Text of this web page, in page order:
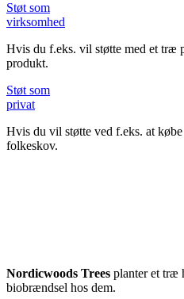
Støt som
virksomhed
Hvis du f.eks. vil støtte med et træ
produkt.
Støt som
privat
Hvis du vil støtte ved f.eks. at
folkeskov.
Nordicwoods Trees planter et træ
biobrændsel hos dem.